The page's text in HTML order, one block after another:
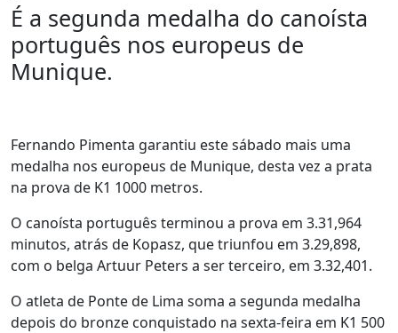
É a segunda medalha do canoísta
português nos europeus de
Munique.
Fernando Pimenta garantiu este sábado mais uma
medalha nos europeus de Munique, desta vez a prata
na prova de K1 1000 metros.
O canoísta português terminou a prova em 3.31,964
minutos, atrás de Kopasz, que triunfou em 3.29,898,
com o belga Artuur Peters a ser terceiro, em 3.32,401.
O atleta de Ponte de Lima soma a segunda medalha
depois do bronze conquistado na sexta-feira em K1 500